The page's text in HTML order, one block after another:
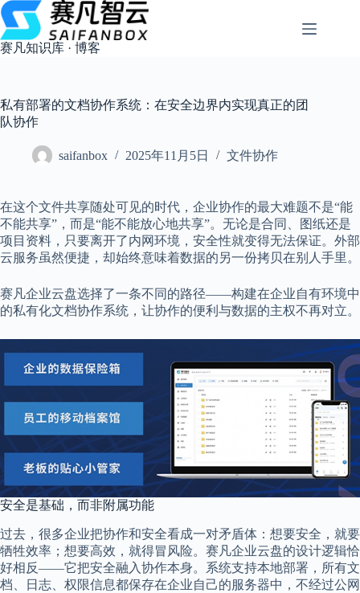
跳
过
内
容
赛凡知识库 · 博客
私有部署的文档协作系统：在安全边界内实现真正的团
队协作
saifanbox 2025年11月5日 文件协作
在这个文件共享随处可见的时代，企业协作的最大难题不是“能
不能共享”，而是“能不能放心地共享”。无论是合同、图纸还是
项目资料，只要离开了内网环境，安全性就变得无法保证。外部
云服务虽然便捷，却始终意味着数据的另一份拷贝在别人手里。
赛凡企业云盘选择了一条不同的路径——构建在企业自有环境中
的私有化文档协作系统，让协作的便利与数据的主权不再对立。
安全是基础，而非附属功能
过去，很多企业把协作和安全看成一对矛盾体：想要安全，就要
牺牲效率；想要高效，就得冒风险。赛凡企业云盘的设计逻辑恰
好相反——它把安全融入协作本身。系统支持本地部署，所有文
档、日志、权限信息都保存在企业自己的服务器中，不经过公网